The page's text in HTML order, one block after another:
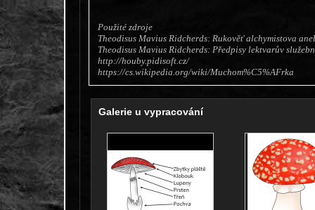
Použité zdroje
Theodisus Mavius Ridcherds: Rukověť alchymistova
Theodisus Mavius Ridcherds: Předpisy lektvarův
http://houby.pidisoft.cz/
https://cs.wikipedia.org/wiki/Muchom%C5%AFrka
Galerie u vypracování